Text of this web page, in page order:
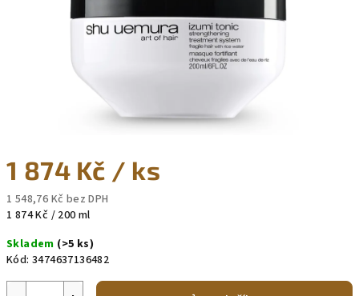
1 874 Kč / ks
1 548,76 Kč bez DPH
Měrná
1 874 Kč / 200 ml
Skladem (>5 ks)
Kód: 3474637136482